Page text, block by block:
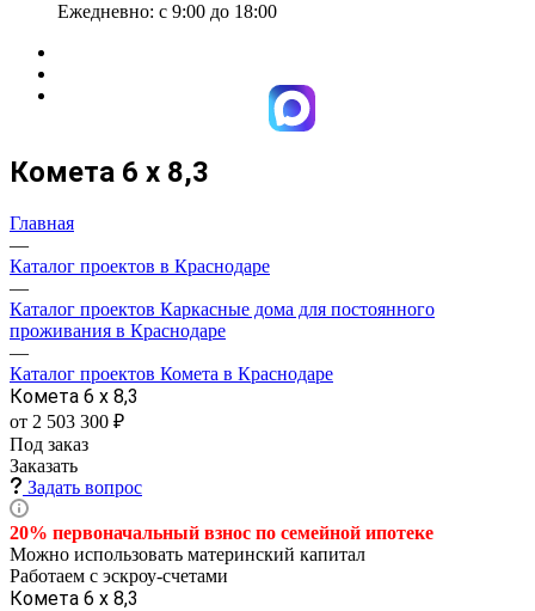
Ежедневно: с 9:00 до 18:00
Комета 6 х 8,3
Главная
—
Каталог проектов в Краснодаре
—
Каталог проектов Каркасные дома для постоянного
проживания в Краснодаре
—
Каталог проектов Комета в Краснодаре
Комета 6 х 8,3
от 2 503 300 ₽
Под заказ
Заказать
Задать вопрос
20% первоначальный взнос по семейной ипотеке
Можно использовать материнский капитал
Работаем с эскроу-счетами
Комета 6 х 8,3